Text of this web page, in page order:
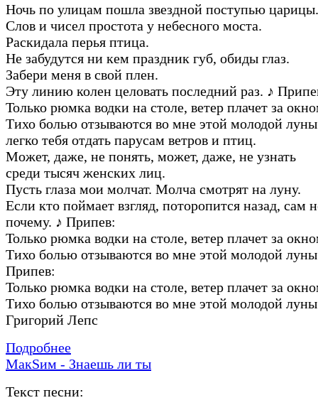
Ночь по улицам пошла звездной поступью царицы.
Слов и чисел простота у небесного моста.
Раскидала перья птица.
Не забудутся ни кем праздник губ, обиды глаз.
Забери меня в свой плен.
Эту линию колен целовать последний раз. ♪
Только рюмка водки на столе, ветер плачет за
Тихо болью отзываются во мне этой молодой
легко тебя отдать парусам ветров и птиц.
Может, даже, не понять, может, даже, не узнать
среди тысяч женских лиц.
Пусть глаза мои молчат. Молча смотрят на луну.
Если кто поймает взгляд, поторопится назад, сам
почему. ♪ Припев:
Только рюмка водки на столе, ветер плачет за
Тихо болью отзываются во мне этой молодой
Припев:
Только рюмка водки на столе, ветер плачет за
Тихо болью отзываются во мне этой молодой
Григорий Лепс
Подробнее
МакSим - Знаешь ли ты
Текст песни: